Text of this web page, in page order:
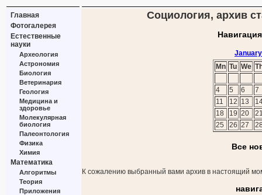
Главная
Фотогалерея
Естественные
науки
Археология
Астрономия
Биология
Ветеринария
Геология
Медицина и
здоровье
Молекулярная
биология
Палеонтология
Физика
Химия
Математика
Алгоритмы
Теория
Приложения
Социология, архив
Mn Tu We
4 5 6
7
11
12 13
18
19 20
25
26 27
Все
К сожалению выбранный вами архив в настоящий